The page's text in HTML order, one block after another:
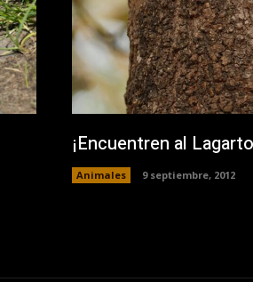
¡Encuentren al
Animales 9 septiembre, 2012